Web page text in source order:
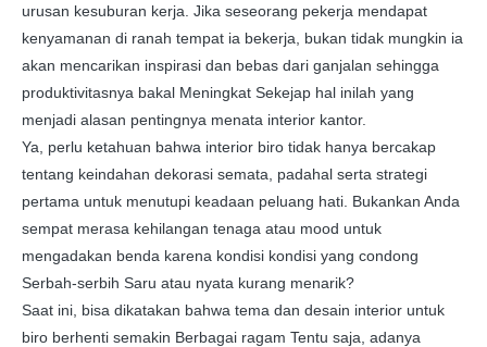
urusan kesuburan kerja. Jika seseorang pekerja mendapat
kenyamanan di ranah tempat ia bekerja, bukan tidak mungkin ia
akan mencarikan inspirasi dan bebas dari ganjalan sehingga
produktivitasnya bakal Meningkat Sekejap hal inilah yang
menjadi alasan pentingnya menata interior kantor.
Ya, perlu ketahuan bahwa interior biro tidak hanya bercakap
tentang keindahan dekorasi semata, padahal serta strategi
pertama untuk menutupi keadaan peluang hati. Bukankan Anda
sempat merasa kehilangan tenaga atau mood untuk
mengadakan benda karena kondisi kondisi yang condong
Serbah-serbih Saru atau nyata kurang menarik?
Saat ini, bisa dikatakan bahwa tema dan desain interior untuk
biro berhenti semakin Berbagai ragam Tentu saja, adanya